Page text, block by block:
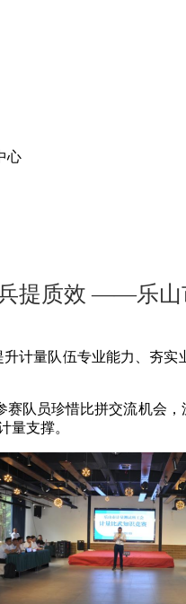
心
提质效 ——乐
升计量队伍专业能力、夯
队员珍惜比拼交流机会
量支撑。